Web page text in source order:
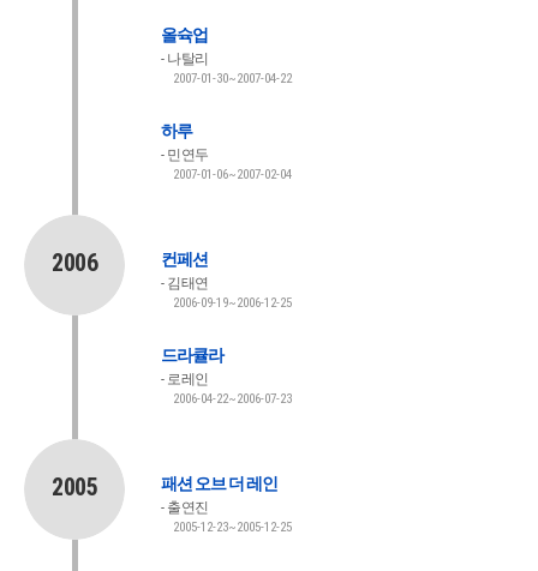
올슉업
나탈리
2007-01-30~2007-04-22
하루
민연두
2007-01-06~2007-02-04
2006 컨페션
김태연
2006-09-19~2006-12-25
드라큘라
로레인
2006-04-22~2006-07-23
2005 패션 오브 더 레인
출연진
2005-12-23~2005-12-25